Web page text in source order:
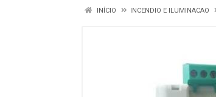
INÍCIO INCENDIO E ILUMINACAO